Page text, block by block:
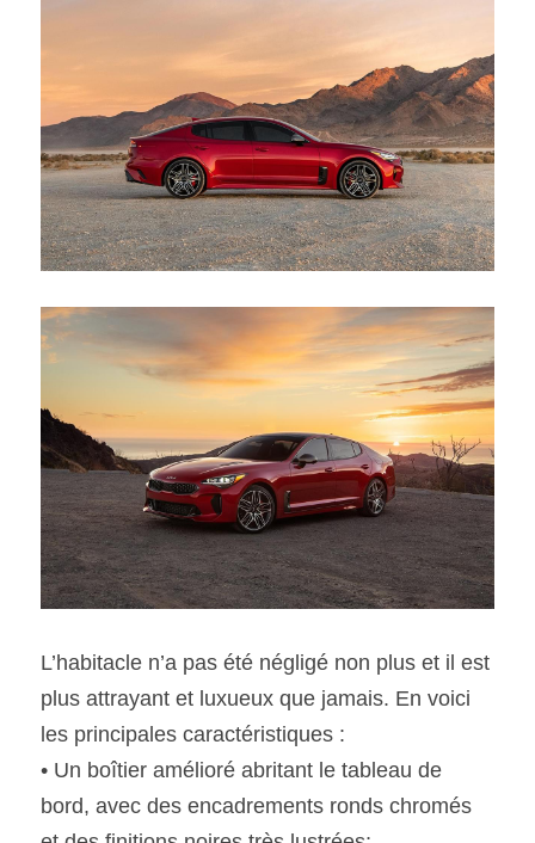
L’habitacle n’a pas été négligé non plus et il est
plus attrayant et luxueux que jamais. En voici
les principales caractéristiques :
• Un boîtier amélioré abritant le tableau de
bord, avec des encadrements ronds chromés